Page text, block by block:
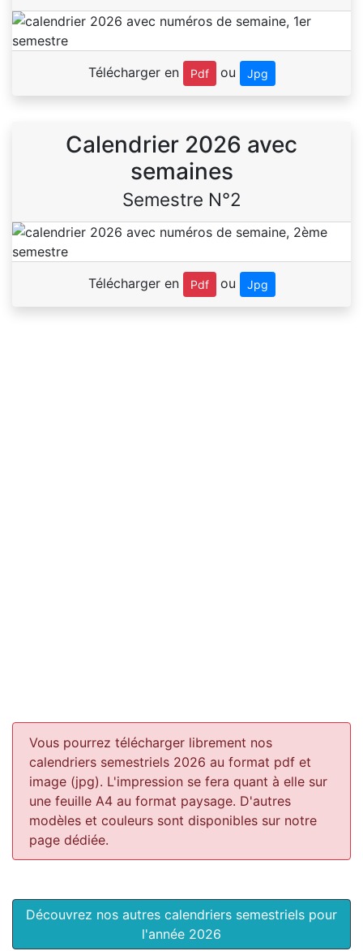
Télécharger en Pdf ou Jpg
Calendrier 2026 avec
semaines
Semestre N°2
Télécharger en Pdf ou Jpg
Vous pourrez télécharger librement nos
calendriers semestriels 2026 au format pdf et
image (jpg). L'impression se fera quant à elle sur
une feuille A4 au format paysage. D'autres
modèles et couleurs sont disponibles sur notre
page dédiée.
Découvrez nos autres calendriers semestriels pour
l'année 2026